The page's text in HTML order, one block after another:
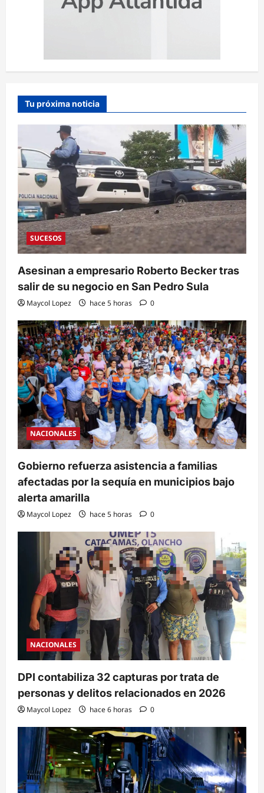
Tu próxima noticia
SUCESOS
Asesinan a empresario Roberto Becker tras
salir de su negocio en San Pedro Sula
Maycol Lopez hace 5 horas 0
NACIONALES
Gobierno refuerza asistencia a familias
afectadas por la sequía en municipios bajo
alerta amarilla
Maycol Lopez hace 5 horas 0
NACIONALES
DPI contabiliza 32 capturas por trata de
personas y delitos relacionados en 2026
Maycol Lopez hace 6 horas 0